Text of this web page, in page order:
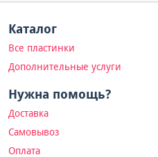
Каталог
Все пластинки
Дополнительные услуги
Нужна помощь?
Доставка
Самовывоз
Оплата